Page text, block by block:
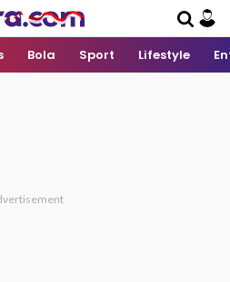
Bola Sport Lifestyle